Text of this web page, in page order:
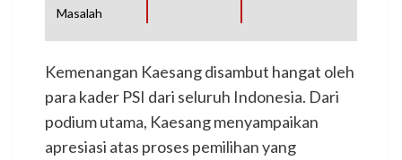
Masalah
Kemenangan Kaesang disambut hangat oleh
para kader PSI dari seluruh Indonesia. Dari
podium utama, Kaesang menyampaikan
apresiasi atas proses pemilihan yang